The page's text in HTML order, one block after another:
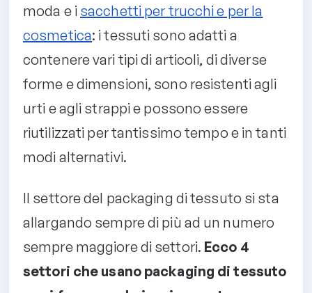
moda e i sacchetti per trucchi e per la
cosmetica: i tessuti sono adatti a
contenere vari tipi di articoli, di diverse
forme e dimensioni, sono resistenti agli
urti e agli strappi e possono essere
riutilizzati per tantissimo tempo e in tanti
modi alternativi.
Il settore del packaging di tessuto si sta
allargando sempre di più ad un numero
sempre maggiore di settori. Ecco 4
settori che usano packaging di tessuto